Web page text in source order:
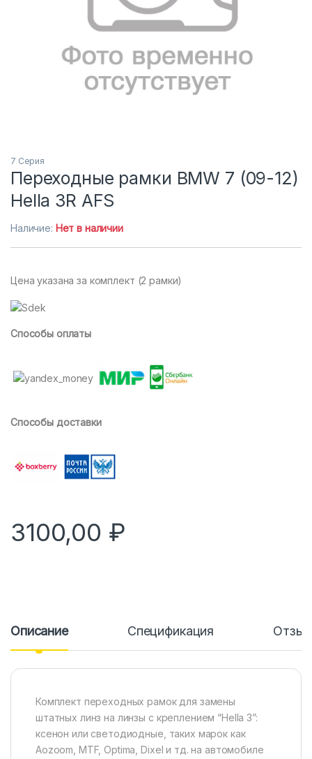
7 Серия
Переходные рамки BMW 7 (09-12)
Hella 3R AFS
Наличие: Нет в наличии
Цена указана за комплект (2 рамки)
Способы оплаты
Способы доставки
3100,00 ₽
Описание Спецификация
Комплект переходных рамок для замены
штатных линз на линзы с креплением “Hella 3”:
ксенон или светодиодные, таких марок как
Aozoom, MTF, Optima, Dixel и тд. на автомобиле